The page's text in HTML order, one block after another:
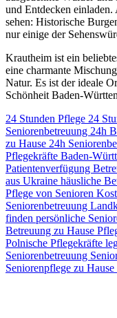
und Entdecken
sehen: Historische
nur einige der
Krautheim ist ein
eine charmante
Natur. Es ist der ideale
Schönheit Baden-
24 Stunden Pflege 24
Seniorenbetreuung 24h
zu Hause 24h
Pflegekräfte Baden-
Patientenverfügung
aus Ukraine häusliche
Pflege von Senioren
Seniorenbetreuung
finden persönliche
Betreuung zu Hause
Polnische Pflegekräfte
Seniorenbetreuung
Seniorenpflege zu Hause